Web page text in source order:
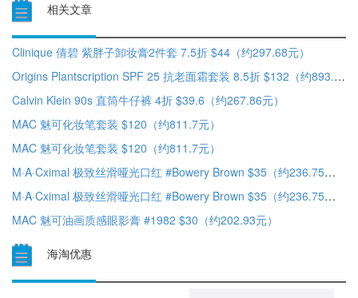
相关文章
Clinique 倩碧 紫胖子卸妆膏2件套 7.5折 $44（约297.68元）
Origins Plantscription SPF 25 抗老面霜套装 8.5折 $132（约893.42元）
Calvin Klein 90s 直筒牛仔裤 4折 $39.6（约267.86元）
MAC 魅可化妆笔套装 $120（约811.7元）
MAC 魅可化妆笔套装 $120（约811.7元）
M·A·Cximal 极致丝滑哑光口红 #Bowery Brown $35（约236.75元）
M·A·Cximal 极致丝滑哑光口红 #Bowery Brown $35（约236.75元）
MAC 魅可油画质感眼影膏 #1982 $30（约202.93元）
海淘优惠